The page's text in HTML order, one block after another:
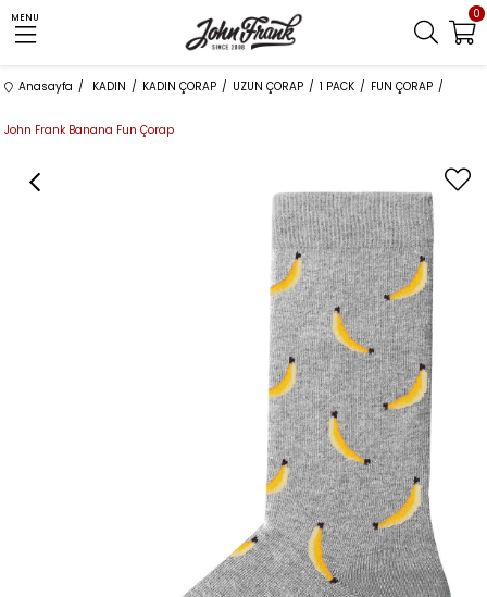
MENU 0
Anasayfa KADIN KADIN ÇORAP UZUN ÇORAP 1 PACK FUN ÇORAP
John Frank Banana Fun Çorap